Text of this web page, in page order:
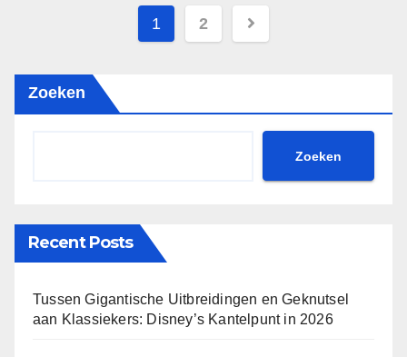
Berichten
1 2
Zoeken
Zoeken
Recent Posts
Tussen Gigantische Uitbreidingen en Geknutsel
aan Klassiekers: Disney’s Kantelpunt in 2026